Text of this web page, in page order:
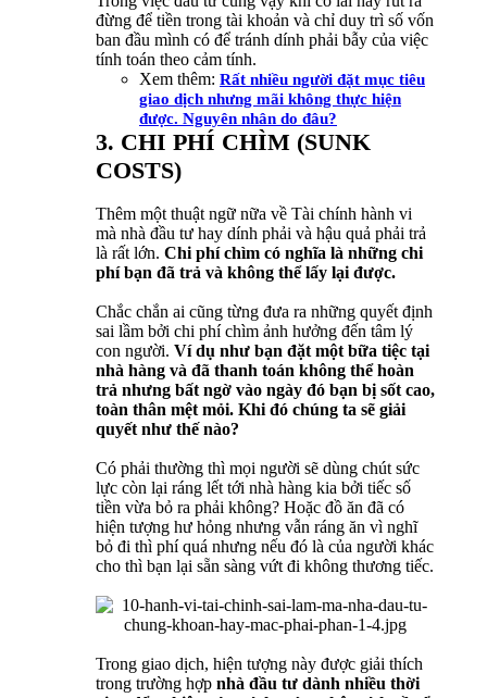
đừng để tiền trong tài khoản và chỉ duy trì số vốn
ban đầu mình có để tránh dính phải bẫy của việc
tính toán theo cảm tính.
Xem thêm: Rất nhiều người đặt mục tiêu
giao dịch nhưng mãi không thực hiện
được. Nguyên nhân do đâu?
3. CHI PHÍ CHÌM (SUNK
COSTS)
Thêm một thuật ngữ nữa về Tài chính hành vi
mà nhà đầu tư hay dính phải và hậu quả phải trả
là rất lớn. Chi phí chìm có nghĩa là những chi
phí bạn đã trả và không thể lấy lại được.
Chắc chắn ai cũng từng đưa ra những quyết định
sai lầm bởi chi phí chìm ảnh hưởng đến tâm lý
con người. Ví dụ như bạn đặt một bữa tiệc tại
nhà hàng và đã thanh toán không thể hoàn
trả nhưng bất ngờ vào ngày đó bạn bị sốt cao,
toàn thân mệt mỏi. Khi đó chúng ta sẽ giải
quyết như thế nào?
Có phải thường thì mọi người sẽ dùng chút sức
lực còn lại ráng lết tới nhà hàng kia bởi tiếc số
tiền vừa bỏ ra phải không? Hoặc đồ ăn đã có
hiện tượng hư hỏng nhưng vẫn ráng ăn vì nghĩ
bỏ đi thì phí quá nhưng nếu đó là của người khác
cho thì bạn lại sẵn sàng vứt đi không thương tiếc.
Trong giao dịch, hiện tượng này được giải thích
trong trường hợp nhà đầu tư dành nhiều thời